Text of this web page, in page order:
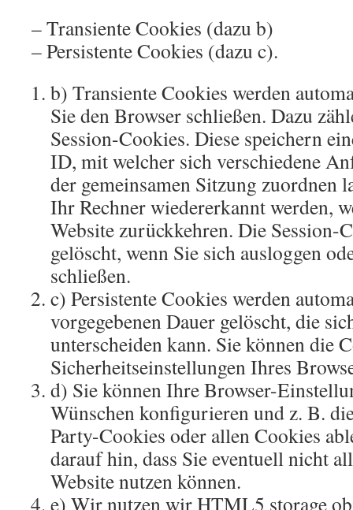
– Transiente Cookies (dazu b)
– Persistente Cookies (dazu c).
b) Transiente Cookies werden
Sie den Browser schließen. Dazu
Session-Cookies. Diese speichern
ID, mit welcher sich verschiedene
der gemeinsamen Sitzung zuordnen
Ihr Rechner wiedererkannt werden,
Website zurückkehren. Die Session-
gelöscht, wenn Sie sich ausloggen
schließen.
c) Persistente Cookies werden
vorgegebenen Dauer gelöscht, die
unterscheiden kann. Sie können die
Sicherheitseinstellungen Ihres
d) Sie können Ihre Browser-
Wünschen konfigurieren und z. B.
Party-Cookies oder allen Cookies
darauf hin, dass Sie eventuell nicht
Website nutzen können.
e) Wir nutzen wir HTML5 storage